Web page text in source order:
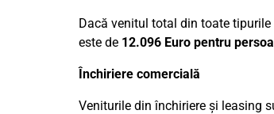
Dacă venitul total din toate
este de 12.096 Euro pentru
Închiriere comercială
Veniturile din închiriere și leasing